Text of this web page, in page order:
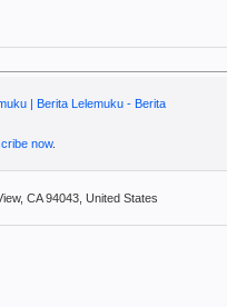
| Berita Lelemuku - Berita
now.
CA 94043, United States